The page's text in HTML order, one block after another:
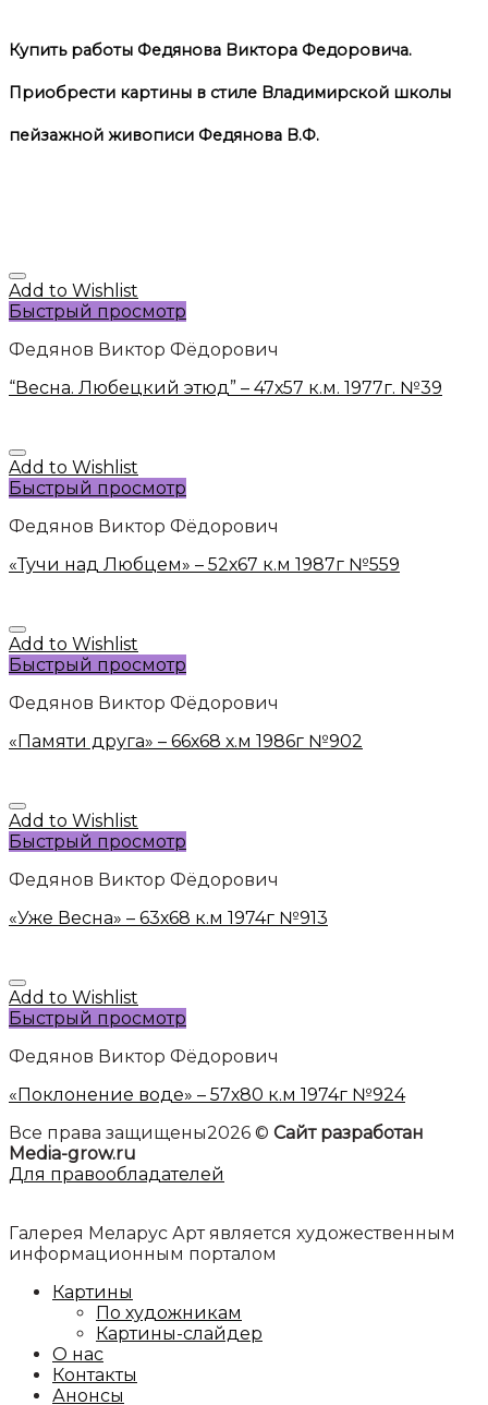
Купить работы Федянова Виктора Федоровича.
Приобрести картины в стиле Владимирской школы
пейзажной живописи Федянова В.Ф.
Add to Wishlist
Быстрый просмотр
Федянов Виктор Фёдорович
“Весна. Любецкий этюд” – 47х57 к.м. 1977г. №39
Add to Wishlist
Быстрый просмотр
Федянов Виктор Фёдорович
«Тучи над Любцем» – 52х67 к.м 1987г №559
Add to Wishlist
Быстрый просмотр
Федянов Виктор Фёдорович
«Памяти друга» – 66х68 х.м 1986г №902
Add to Wishlist
Быстрый просмотр
Федянов Виктор Фёдорович
«Уже Весна» – 63х68 к.м 1974г №913
Add to Wishlist
Быстрый просмотр
Федянов Виктор Фёдорович
«Поклонение воде» – 57х80 к.м 1974г №924
Все права защищены2026 © Сайт разработан
Media-grow.ru
Для правообладателей
Галерея Меларус Арт является художественным
информационным порталом
Картины
По художникам
Картины-слайдер
О нас
Контакты
Анонсы